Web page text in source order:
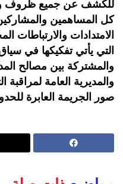
للكشف عن جميع ظروف
كل المساهمين
الامتدادات والارتباطات
التي يأتي تفكيكها في
والمشتركة بين مصالح
والمديرية العامة
صور الجريمة العابرة